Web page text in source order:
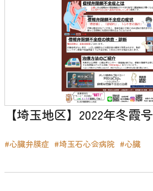
【埼玉地区】2022年冬霞号
#心臓弁膜症 #埼玉石心会病院 #心臓